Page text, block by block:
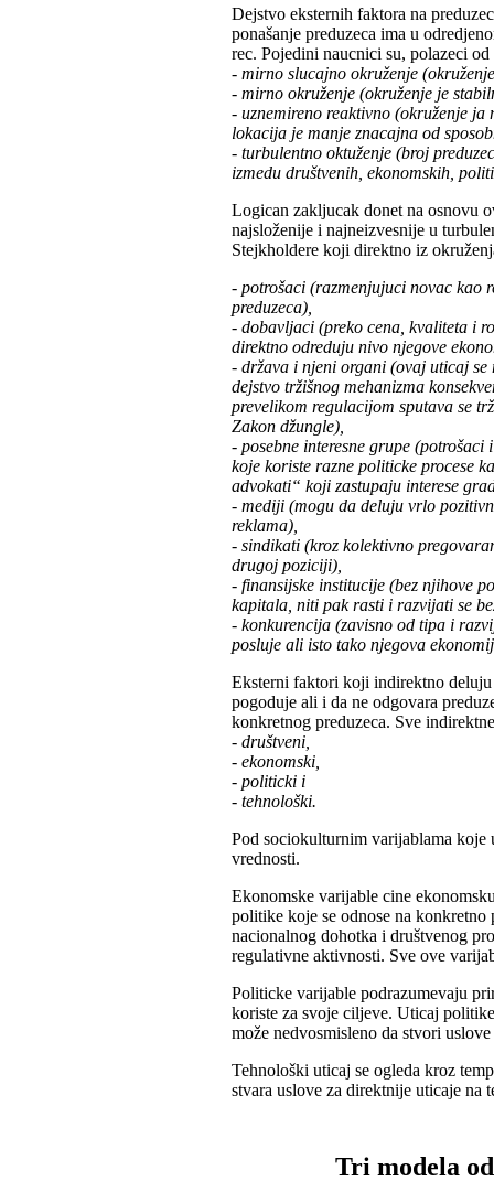
Dejstvo eksternih faktora na
ponašanje preduzeca ima u
rec. Pojedini naucnici su, polazeci
- mirno slucajno okruženje
- mirno okruženje (okruženje je
- uznemireno reaktivno (okruženje
lokacija je manje znacajna od
- turbulentno oktuženje (broj
izmedu društvenih, ekonomskih,
Logican zakljucak donet na osnovu
najsloženije i najneizvesnije u
Stejkholdere koji direktno iz
- potrošaci (razmenjujuci novac kao
preduzeca),
- dobavljaci (preko cena, kvaliteta i
direktno odreduju nivo njegove
- država i njeni organi (ovaj uticaj
dejstvo tržišnog mehanizma
prevelikom regulacijom sputava se
Zakon džungle),
- posebne interesne grupe
koje koriste razne politicke procese
advokati“ koji zastupaju interese
- mediji (mogu da deluju vrlo
reklama),
- sindikati (kroz kolektivno
drugoj poziciji),
- finansijske institucije (bez njihove
kapitala, niti pak rasti i razvijati se
- konkurencija (zavisno od tipa i
posluje ali isto tako njegova
Eksterni faktori koji indirektno deluju
pogoduje ali i da ne odgovara
konkretnog preduzeca. Sve
- društveni,
- ekonomski,
- politicki i
- tehnološki.
Pod sociokulturnim varijablama koje
vrednosti.
Ekonomske varijable cine
politike koje se odnose na
nacionalnog dohotka i društvenog
regulativne aktivnosti. Sve ove
Politicke varijable podrazumevaju
koriste za svoje ciljeve. Uticaj
može nedvosmisleno da stvori
Tehnološki uticaj se ogleda kroz
stvara uslove za direktnije uticaje na
Tri modela